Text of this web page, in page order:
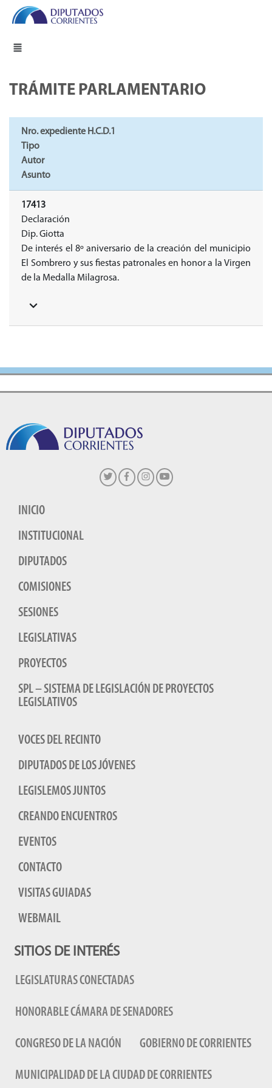
TRÁMITE PARLAMENTARIO
Nro. expediente H.C.D.1
Tipo
Autor
Asunto
17413
Declaración
Dip. Giotta
De interés el 8º aniversario de la creación del municipio
El Sombrero y sus fiestas patronales en honor a la Virgen
de la Medalla Milagrosa.
INICIO
INSTITUCIONAL
DIPUTADOS
COMISIONES
SESIONES
LEGISLATIVAS
PROYECTOS
SPL – SISTEMA DE LEGISLACIÓN DE PROYECTOS
LEGISLATIVOS
VOCES DEL RECINTO
DIPUTADOS DE LOS JÓVENES
LEGISLEMOS JUNTOS
CREANDO ENCUENTROS
EVENTOS
CONTACTO
VISITAS GUIADAS
WEBMAIL
SITIOS DE INTERÉS
LEGISLATURAS CONECTADAS
HONORABLE CÁMARA DE SENADORES
CONGRESO DE LA NACIÓN GOBIERNO DE CORRIENTES
MUNICIPALIDAD DE LA CIUDAD DE CORRIENTES